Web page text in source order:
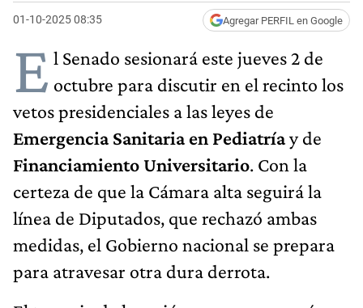
01-10-2025 08:35 Agregar PERFIL en Google
E l Senado sesionará este jueves 2 de
octubre para discutir en el recinto los
vetos presidenciales a las leyes de
Emergencia Sanitaria en Pediatríay de
Financiamiento Universitario. Con la
certeza de que la Cámara alta seguirá la
línea de Diputados, que rechazó ambas
medidas, el Gobierno nacional se prepara
para atravesar otra dura derrota.